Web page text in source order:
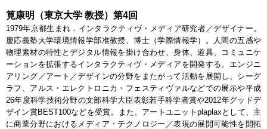
筧康明（東京大学 教授）第4回
1979年京都生まれ．インタラクティヴ・メディア研究者／デザイナー。
慶応義塾大学環境情報学部准教授、博士（学際情報学）。人間の五感や
物理素材の特性とデジタル情報を掛け合わせ、身体、道具、コミュニケ
ーションを拡張するインタラクティヴ・メディアを開発する。エンジニ
アリング／アート／デザインの分野をまたがって活動を展開し、シーグ
ラフ、アルス・エレクトロニカ・フェスティヴァルなどでの展示や平成
26年度科学技術分野の文部科学大臣表彰若手科学者賞や2012年グッドデ
ザイン賞BEST100などを受賞。また、アートユニットplaplaxとして、主
に商業分野におけるメディア・テクノロジー／表現の展開可能性を開拓